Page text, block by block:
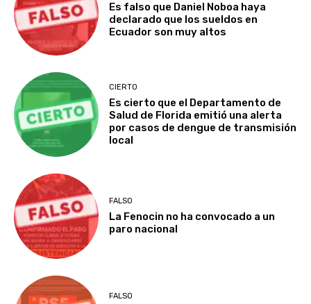
Es falso que Daniel Noboa haya
declarado que los sueldos en
Ecuador son muy altos
CIERTO
Es cierto que el Departamento de
Salud de Florida emitió una alerta
por casos de dengue de transmisión
local
FALSO
La Fenocin no ha convocado a un
paro nacional
FALSO